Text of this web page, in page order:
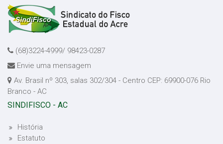
(68)3224-4999/ 98423-0287
Envie uma mensagem
Av. Brasil nº 303, salas 302/304 - Centro CEP: 69900-076 Rio
Branco - AC
SINDIFISCO - AC
História
Estatuto